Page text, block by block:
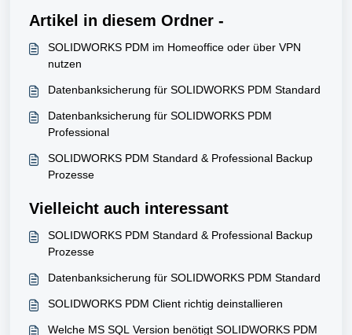
Artikel in diesem Ordner -
SOLIDWORKS PDM im Homeoffice oder über VPN
nutzen
Datenbanksicherung für SOLIDWORKS PDM Standard
Datenbanksicherung für SOLIDWORKS PDM
Professional
SOLIDWORKS PDM Standard & Professional Backup
Prozesse
Vielleicht auch interessant
SOLIDWORKS PDM Standard & Professional Backup
Prozesse
Datenbanksicherung für SOLIDWORKS PDM Standard
SOLIDWORKS PDM Client richtig deinstallieren
Welche MS SQL Version benötigt SOLIDWORKS PDM